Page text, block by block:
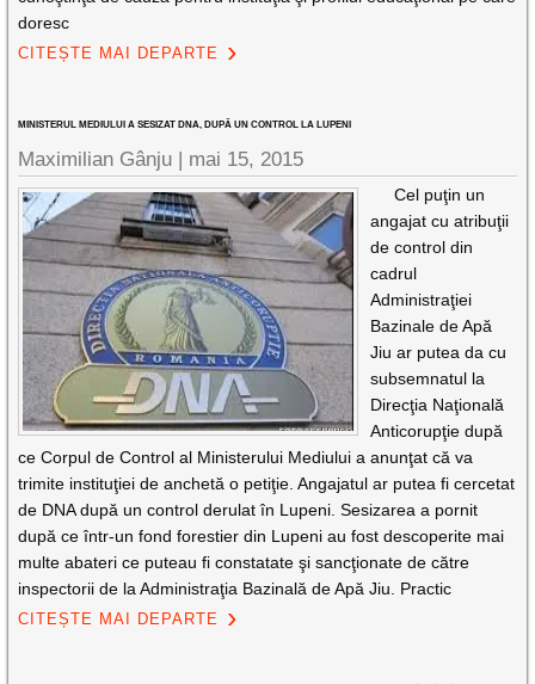
doresc
CITEȘTE MAI DEPARTE
MINISTERUL MEDIULUI A SESIZAT DNA, DUPĂ UN CONTROL LA LUPENI
Maximilian Gânju | mai 15, 2015
Cel puţin un
angajat cu atribuţii
de control din
cadrul
Administraţiei
Bazinale de Apă
Jiu ar putea da cu
subsemnatul la
Direcţia Naţională
Anticorupţie după
ce Corpul de Control al Ministerului Mediului a anunţat că va
trimite instituţiei de anchetă o petiţie. Angajatul ar putea fi cercetat
de DNA după un control derulat în Lupeni. Sesizarea a pornit
după ce într-un fond forestier din Lupeni au fost descoperite mai
multe abateri ce puteau fi constatate şi sancţionate de către
inspectorii de la Administraţia Bazinală de Apă Jiu. Practic
CITEȘTE MAI DEPARTE